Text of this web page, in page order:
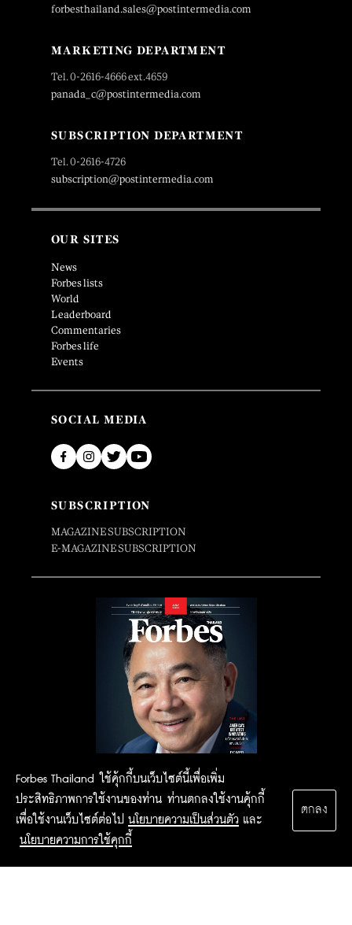
Forbes Thailand ใช้คุ้กกี้บนเว็บไซต์นี้เพื่อเพิ่ม
ประสิทธิภาพการใช้งานของท่าน ท่านตกลงใช้งานคุ้กกี้
เพื่อใช้งานเว็บไซต์ต่อไป นโยบายความเป็นส่วนตัว และ
นโยบายความการใช้คุกกี้
ตกลง
forbesthailand.sales@postintermedia.com
MARKETING DEPARTMENT
Tel. 0-2616-4666 ext.4659
panada_c@postintermedia.com
SUBSCRIPTION DEPARTMENT
Tel. 0-2616-4726
subscription@postintermedia.com
OUR SITES
News
Forbes lists
World
Leaderboard
Commentaries
Forbes life
Events
SOCIAL MEDIA
SUBSCRIPTION
MAGAZINE SUBSCRIPTION
E-MAGAZINE SUBSCRIPTION
2015 Forbesthailand.com ALL RIGHTS RESERVED